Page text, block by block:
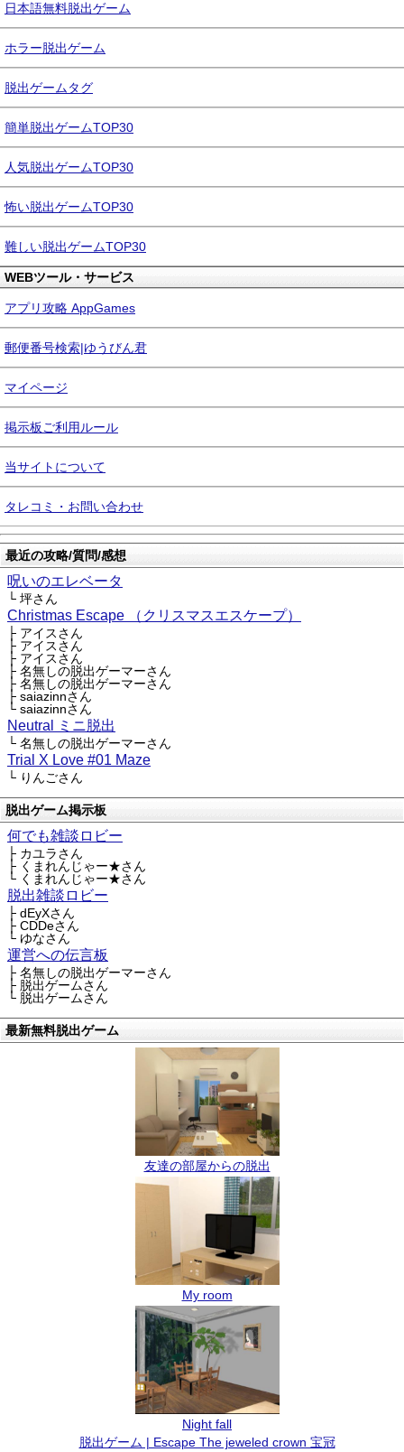
日本語無料脱出ゲーム
ホラー脱出ゲーム
脱出ゲームタグ
簡単脱出ゲームTOP30
人気脱出ゲームTOP30
怖い脱出ゲームTOP30
難しい脱出ゲームTOP30
WEBツール・サービス
アプリ攻略 AppGames
郵便番号検索|ゆうびん君
マイページ
掲示板ご利用ルール
当サイトについて
タレコミ・お問い合わせ
最近の攻略/質問/感想
呪いのエレベータ
└ 坪さん
Christmas Escape （クリスマスエスケープ）
├ アイスさん
├ アイスさん
├ アイスさん
├ 名無しの脱出ゲーマーさん
├ 名無しの脱出ゲーマーさん
├ saiazinnさん
└ saiazinnさん
Neutral ミニ脱出
└ 名無しの脱出ゲーマーさん
Trial X Love #01 Maze
└ りんごさん
脱出ゲーム掲示板
何でも雑談ロビー
├ カユラさん
├ くまれんじゃー★さん
└ くまれんじゃー★さん
脱出雑談ロビー
├ dEyXさん
├ CDDeさん
└ ゆなさん
運営への伝言板
├ 名無しの脱出ゲーマーさん
├ 脱出ゲームさん
└ 脱出ゲームさん
最新無料脱出ゲーム
友達の部屋からの脱出
My room
Night fall
脱出ゲーム | Escape The jeweled crown 宝冠